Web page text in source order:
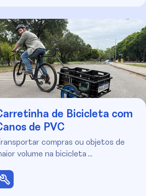
de Bicicleta com
de PVC
Transportar compras ou objetos de
volume na bicicleta …